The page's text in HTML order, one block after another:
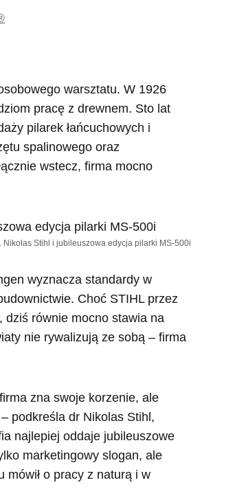
warsztatu. W 1926
pracę z drewnem. Sto lat
pilarek łańcuchowych i
spalinowego oraz
wstecz, firma mocno
Nikolas Stihl i jubileuszowa edycja pilarki MS-500i
wyznacza standardy w
Choć STIHL przez
dziś równie mocno stawia na
nie rywalizują ze sobą – firma
zna swoje korzenie, ale
podkreśla dr Nikolas Stihl,
najlepiej oddaje jubileuszowe
marketingowy slogan, ale
mówił o pracy z naturą i w